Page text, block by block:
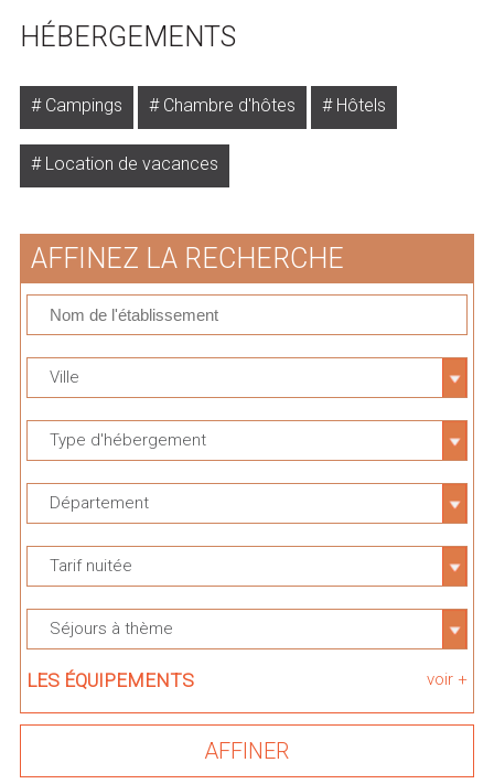
HÉBERGEMENTS
Campings Chambre d'hôtes Hôtels
Location de vacances
AFFINEZ LA RECHERCHE
Ville
Type d'hébergement
Département
Tarif nuitée
Séjours à thème
LES ÉQUIPEMENTS voir +